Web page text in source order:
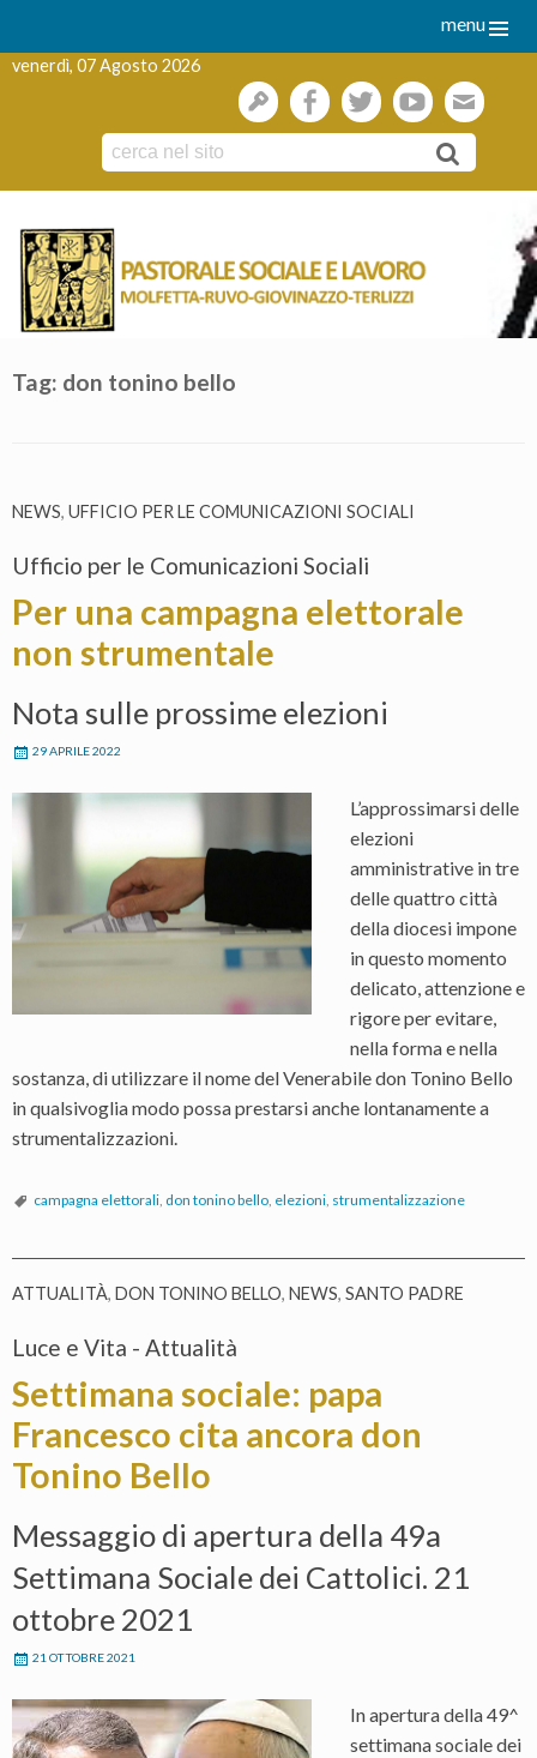
menu
venerdì, 07 Agosto 2026
gestionefacebooktwitteryoutube
Tag: don tonino bello
NEWS, UFFICIO PER LE COMUNICAZIONI SOCIALI
Ufficio per le Comunicazioni Sociali
Per una campagna elettorale
non strumentale
Nota sulle prossime elezioni
29 APRILE 2022
L’approssimarsi delle
elezioni
amministrative in tre
delle quattro città
della diocesi impone
in questo momento
delicato, attenzione e
rigore per evitare,
nella forma e nella
sostanza, di utilizzare il nome del Venerabile don Tonino Bello
in qualsivoglia modo possa prestarsi anche lontanamente a
strumentalizzazioni.
campagna elettorali don tonino bello elezioni strumentalizzazione
ATTUALITÀ, DON TONINO BELLO, NEWS, SANTO PADRE
Luce e Vita - Attualità
Settimana sociale: papa
Francesco cita ancora don
Tonino Bello
Messaggio di apertura della 49a
Settimana Sociale dei Cattolici. 21
ottobre 2021
21 OTTOBRE 2021
In apertura della 49^
settimana sociale dei